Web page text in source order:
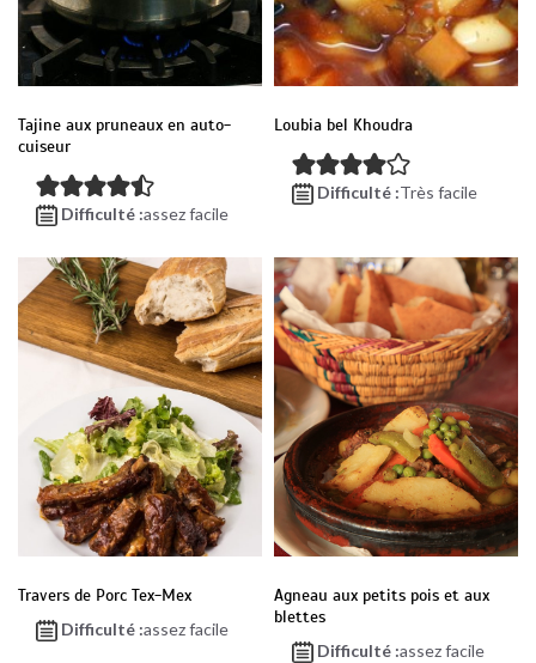
Tajine aux pruneaux en auto-
cuiseur
Difficulté :assez facile
Loubia bel Khoudra
Difficulté :Très facile
Travers de Porc Tex-Mex
Difficulté :assez facile
Agneau aux petits pois et aux
blettes
Difficulté :assez facile